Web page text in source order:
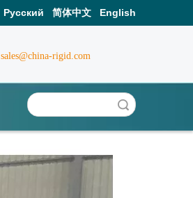
Pусский 简体中文 English
sales@china-rigid.com